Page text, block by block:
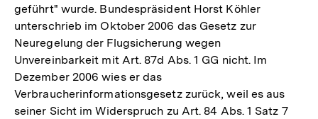
geführt" wurde. Bundespräsident Horst Köhler
unterschrieb im Oktober 2006 das Gesetz zur
Neuregelung der Flugsicherung wegen
Unvereinbarkeit mit Art. 87d Abs. 1 GG nicht. Im
Dezember 2006 wies er das
Verbraucherinformationsgesetz zurück, weil es aus
seiner Sicht im Widerspruch zu Art. 84 Abs. 1 Satz 7